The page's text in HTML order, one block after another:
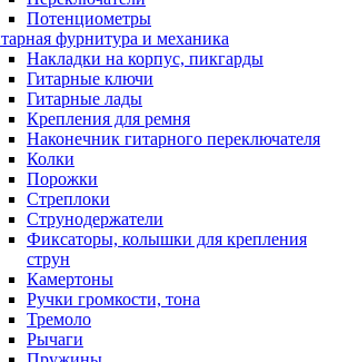
Потенциометры
фурнитура и механика
Накладки на корпус, пикгарды
Гитарные ключи
Гитарные лады
Крепления для ремня
Наконечник гитарного переключателя
Колки
Порожки
Стреплоки
Струнодержатели
Фиксаторы, колышки для крепления
струн
Камертоны
Ручки громкости, тона
Тремоло
Рычаги